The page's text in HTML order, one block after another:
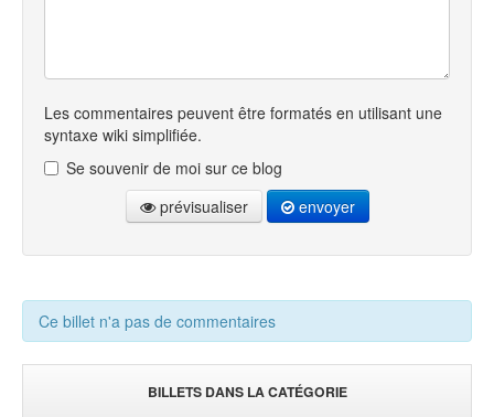
Les commentaires peuvent être formatés en utilisant une
syntaxe wiki simplifiée.
Se souvenir de moi sur ce blog
prévisualiser
envoyer
Ce billet n'a pas de commentaires
BILLETS DANS LA CATÉGORIE